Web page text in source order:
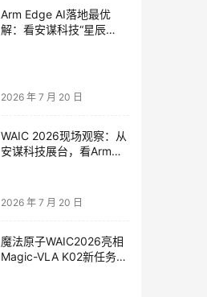
Arm Edge AI落地最优
解：看安谋科技“星辰
2026 年 7 月 20 日
WAIC 2026现场观察：从
安谋科技展台，看Arm物
2026 年 7 月 20 日
魔法原子WAIC2026亮相
Magic-VLA K02新任务